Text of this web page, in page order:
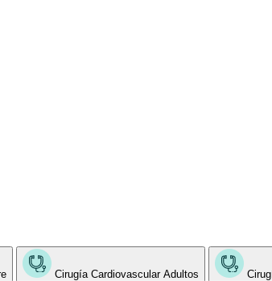
Cirugía Cardiovascular Adultos